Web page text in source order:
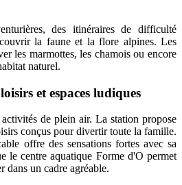
des itinéraires de difficulté
la faune et la flore alpines. Les
les marmottes, les chamois ou encore
naturel.
et espaces ludiques
de plein air. La station propose
conçus pour divertir toute la famille.
offre des sensations fortes avec sa
le centre aquatique Forme d'O permet
dans un cadre agréable.